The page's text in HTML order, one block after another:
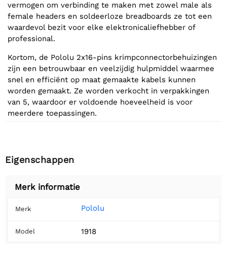
vermogen om verbinding te maken met zowel male als
female headers en soldeerloze breadboards ze tot een
waardevol bezit voor elke elektronicaliefhebber of
professional.
Kortom, de Pololu 2x16-pins krimpconnectorbehuizingen
zijn een betrouwbaar en veelzijdig hulpmiddel waarmee
snel en efficiënt op maat gemaakte kabels kunnen
worden gemaakt. Ze worden verkocht in verpakkingen
van 5, waardoor er voldoende hoeveelheid is voor
meerdere toepassingen.
Eigenschappen
Merk informatie
Merk Pololu
Model 1918